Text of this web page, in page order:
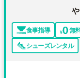
食事指導 無
シューズレンタル